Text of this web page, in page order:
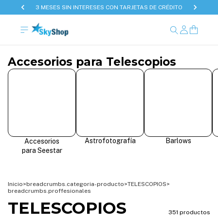
3 MESES SIN INTERESES CON TARJETAS DE CRÉDITO
Accesorios para Telescopios
Accesorios
para Seestar
Astrofotografía Barlows
Inicio>breadcrumbs.categoria-producto>TELESCOPIOS>
breadcrumbs.proffesionales
TELESCOPIOS 351 productos